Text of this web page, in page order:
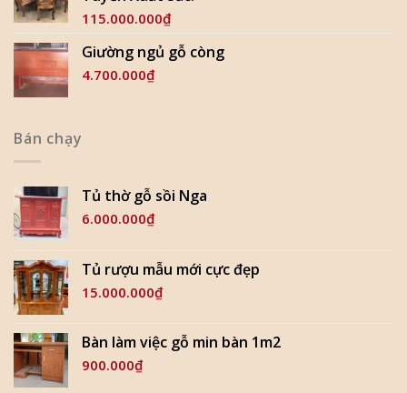
115.000.000₫
Giường ngủ gỗ còng
4.700.000₫
Bán chạy
Tủ thờ gỗ sồi Nga
6.000.000₫
Tủ rượu mẫu mới cực đẹp
15.000.000₫
Bàn làm việc gỗ min bàn 1m2
900.000₫